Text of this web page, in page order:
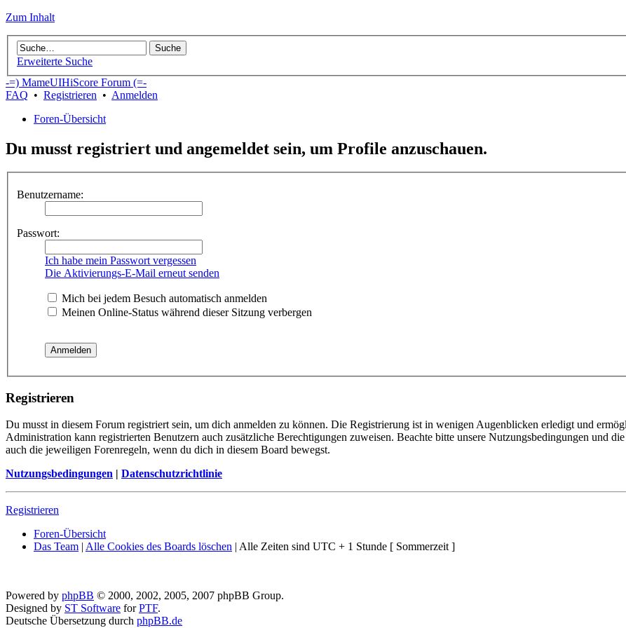
Zum Inhalt
Erweiterte Suche
-=) MameUIHiScore Forum (=-
FAQ • Registrieren • Anmelden
Foren-Übersicht
Du musst registriert und angemeldet sein, um Profile anzuschauen.
Benutzername:
Passwort:
Ich habe mein Passwort vergessen
Die Aktivierungs-E-Mail erneut senden
Mich bei jedem Besuch automatisch anmelden
Meinen Online-Status während dieser Sitzung verbergen
Registrieren
Du musst in diesem Forum registriert sein, um dich anmelden zu können. Die Registrierung ist in wenigen Augenblicken erledigt und
Administration kann registrierten Benutzern auch zusätzliche Berechtigungen zuweisen. Beachte bitte unsere Nutzungsbedingungen und
auch die jeweiligen Forenregeln, wenn du dich in diesem Board bewegst.
Nutzungsbedingungen | Datenschutzrichtlinie
Registrieren
Foren-Übersicht
Das Team | Alle Cookies des Boards löschen | Alle Zeiten sind UTC + 1 Stunde [ Sommerzeit ]
Powered by phpBB © 2000, 2002, 2005, 2007 phpBB Group.
Designed by ST Software forPTF.
Deutsche Übersetzung durch phpBB.de